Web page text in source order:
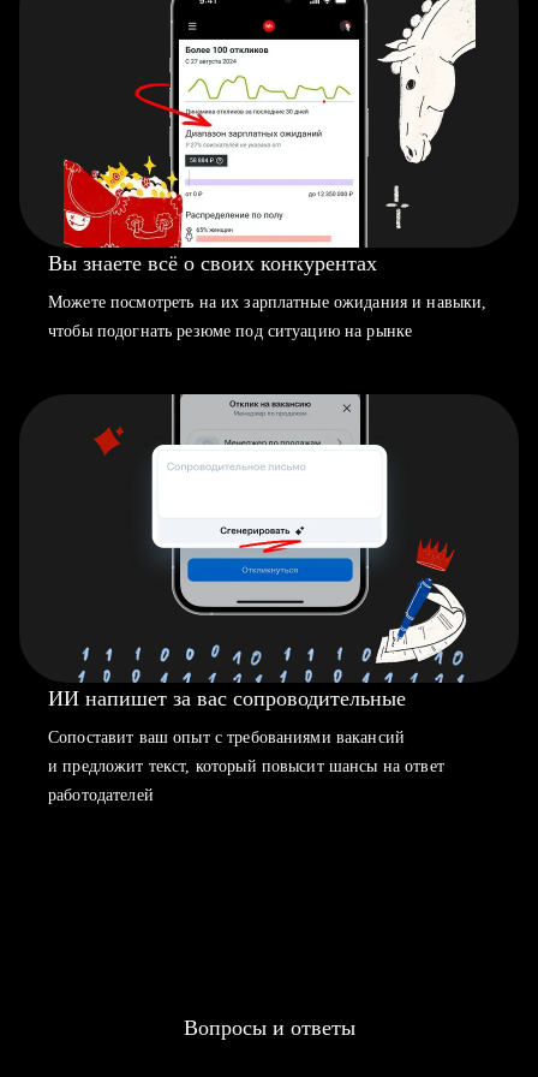
Вы знаете всё о своих конкурентах
Можете посмотреть на их зарплатные ожидания и навыки,
чтобы подогнать резюме под ситуацию на рынке
ИИ напишет за вас сопроводительные
Сопоставит ваш опыт с требованиями вакансий
и предложит текст, который повысит шансы на ответ
работодателей
Вопросы и ответы